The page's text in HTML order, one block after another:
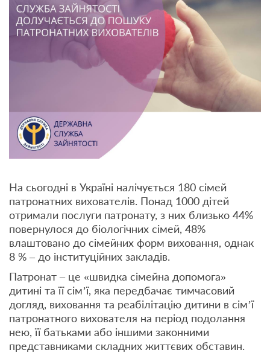
На сьогодні в Україні налічується 180 сімей
патронатних вихователів. Понад 1000 дітей
отримали послуги патронату, з них близько 44%
повернулося до біологічних сімей, 48%
влаштовано до сімейних форм виховання, однак
8 % – до інституційних закладів.
Патронат – це «швидка сімейна допомога»
дитині та її сім’ї, яка передбачає тимчасовий
догляд, виховання та реабілітацію дитини в сім’ї
патронатного вихователя на період подолання
нею, її батьками або іншими законними
представниками складних життєвих обставин.